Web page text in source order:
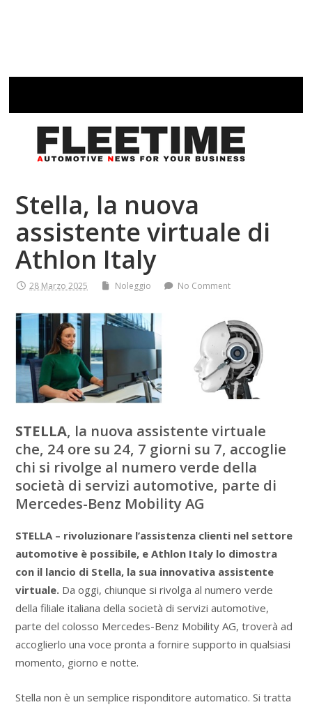
Stella, la nuova
assistente virtuale di
Athlon Italy
28 Marzo 2025 Noleggio No Comment
STELLA, la nuova assistente virtuale
che, 24 ore su 24, 7 giorni su 7, accoglie
chi si rivolge al numero verde della
società di servizi automotive, parte di
Mercedes-Benz Mobility AG
STELLA – rivoluzionare l’assistenza clienti nel settore
automotive è possibile, e Athlon Italy lo dimostra
con il lancio di Stella, la sua innovativa assistente
virtuale.Da oggi, chiunque si rivolga al numero verde
della filiale italiana della società di servizi automotive,
parte del colosso Mercedes-Benz Mobility AG, troverà ad
accoglierlo una voce pronta a fornire supporto in qualsiasi
momento, giorno e notte.
Stella non è un semplice risponditore automatico. Si tratta